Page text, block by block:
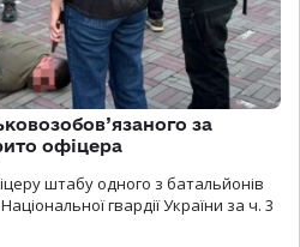
за
офіцера
штабу одного з батальйонів
гвардії України за ч. 3